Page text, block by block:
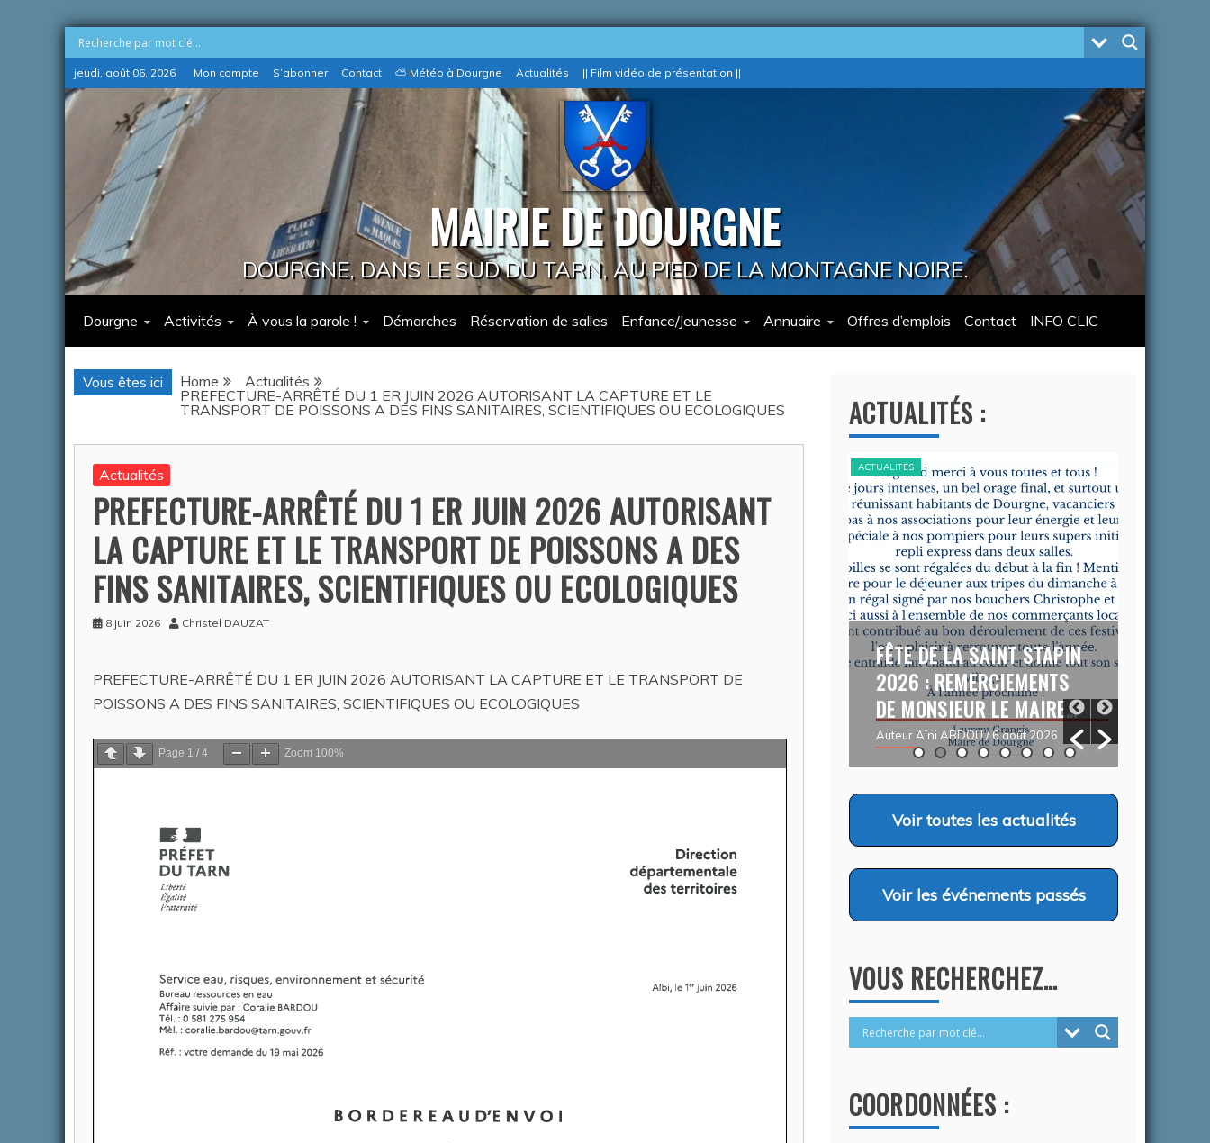
Skip
to
content
jeudi, août 06, 2026 Mon compte S’abonner Contact ⛅ Météo à Dourgne Actualités || Film vidéo de présentation ||
MAIRIE DE DOURGNE
DOURGNE, DANS LE SUD DU TARN, AU PIED DE LA MONTAGNE NOIRE.
Dourgne Activités À vous la parole ! Démarches Réservation de salles Enfance/Jeunesse Annuaire Offres d’emplois Contact INFO CLIC
Vous êtes ici Home
Actualités
PREFECTURE-ARRÊTÉ DU 1 ER JUIN 2026 AUTORISANT LA CAPTURE ET LE
TRANSPORT DE POISSONS A DES FINS SANITAIRES, SCIENTIFIQUES OU ECOLOGIQUES
Actualités
PREFECTURE-ARRÊTÉ DU 1 ER JUIN 2026 AUTORISANT
LA CAPTURE ET LE TRANSPORT DE POISSONS A DES
FINS SANITAIRES, SCIENTIFIQUES OU ECOLOGIQUES
8 juin 2026 Christel DAUZAT
PREFECTURE-ARRÊTÉ DU 1 ER JUIN 2026 AUTORISANT LA CAPTURE ET LE TRANSPORT DE
POISSONS A DES FINS SANITAIRES, SCIENTIFIQUES OU ECOLOGIQUES
Page 1 / 4 Zoom 100%
ACTUALITÉS :
Auteur Amandine ESPASA
/ 27 juillet
2026
ÉTABLISSANT LA LISTE
HABILITÉES A DISPENSER
LA FORMATION PORTANT
ACTUALITÉS
FÊTE DE LA SAINT STAPIN
2026 : REMERCIEMENTS
DE MONSIEUR LE MAIRE…
Auteur Aïni ABDOU/ 6 août 2026
Voirtoutes les actualités
Voir les événements passés
VOUS RECHERCHEZ…
COORDONNÉES :